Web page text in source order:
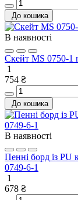
До кошика
В наявності
Скейт MS 0750-1
1
754 ₴
До кошика
В наявності
Пенні борд із PU
0749-6-1
1
678 ₴